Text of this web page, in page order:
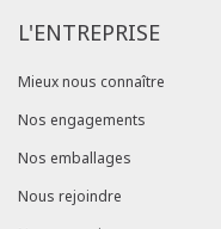
L'ENTREPRISE
Mieux nous connaître
Nos engagements
Nos emballages
Nous rejoindre